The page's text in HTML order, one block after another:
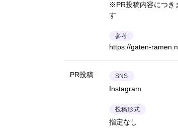
※PR投稿内容につき
す
参考
https://gaten-
PR投稿 SNS
Instagram
投稿形式
指定なし